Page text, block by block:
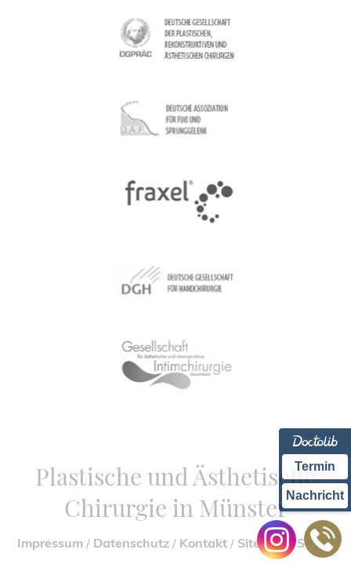
Termin
Nachricht
Plastische und Ästhetische
Chirurgie in Münster
Impressum / Datenschutz / Kontakt / Sitemap/Suche